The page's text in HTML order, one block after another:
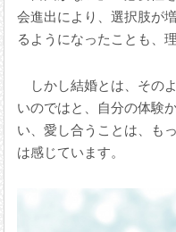
会進出により、選択肢が
るようになったことも、
しかし結婚とは、その
いのではと、自分の体験
い、愛し合うことは、も
は感じています。